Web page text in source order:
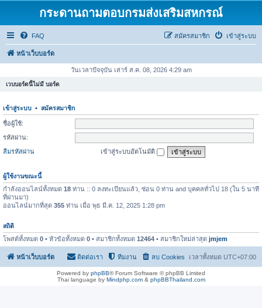
กระดานถามตอบกรมส่งเสริมสหกรณ์
FAQ เข้าสู่ระบบ
สมัครสมาชิก
หน้าเว็บบอร์ด
วันเวลาปัจจุบัน เสาร์ ส.ค. 08, 2026 4:29 am
เวบบอร์ดนี้ไม่มี บอร์ด
เข้าสู่ระบบ • สมัครสมาชิก
ชื่อผู้ใช้:
รหัสผ่าน:
ลืมรหัสผ่าน เข้าสู่ระบบอัตโนมัติ
ผู้ใช้งานขณะนี้
กำลังออนไลน์ทั้งหมด 18 ท่าน :: 0 ลงทะเบียนแล้ว, ซ่อน 0 ท่าน and บุคคลทั่วไป 18 (ใน 5 นาที
ที่ผ่านมา)
ออนไลน์มากที่สุด 355 ท่าน เมื่อ พุธ มี.ค. 12, 2025 1:28 pm
สถิติ
โพสต์ทั้งหมด 0 • หัวข้อทั้งหมด 0 • สมาชิกทั้งหมด 12464 • สมาชิกใหม่ล่าสุด jmjem
หน้าเว็บบอร์ด เวลาทั้งหมด UTC+07:00
ลบ Cookies
ทีมงาน
ติดต่อเรา
Powered by phpBB® Forum Software © phpBB Limited
Thai language by Mindphp.com& phpBBThailand.com